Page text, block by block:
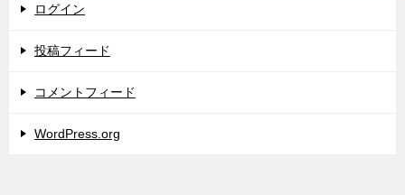
ログイン
投稿フィード
コメントフィード
WordPress.org